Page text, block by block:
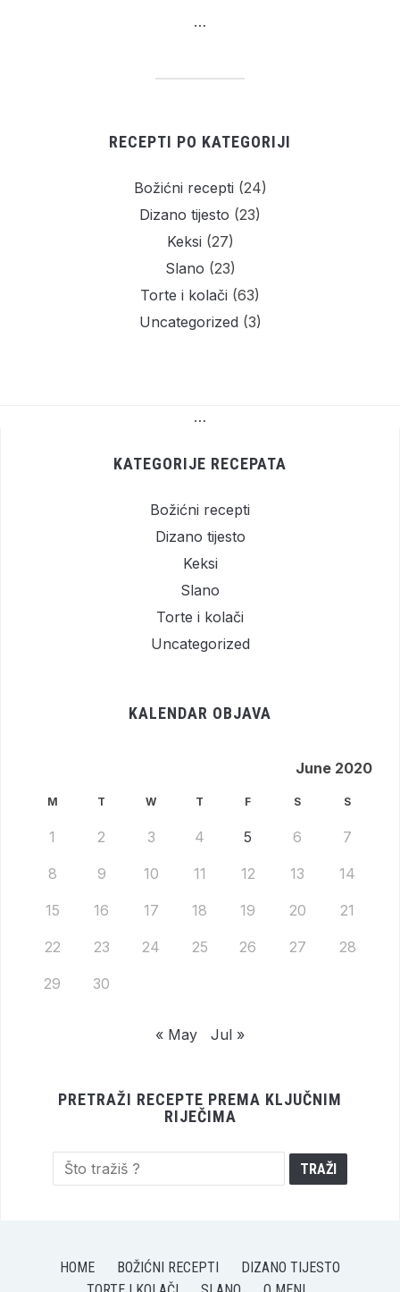
…
RECEPTI PO KATEGORIJI
Božićni recepti (24)
Dizano tijesto (23)
Keksi (27)
Slano (23)
Torte i kolači (63)
Uncategorized (3)
…
KATEGORIJE RECEPATA
Božićni recepti
Dizano tijesto
Keksi
Slano
Torte i kolači
Uncategorized
KALENDAR OBJAVA
June 2020
M T W T F S S
1 2 3 4 5 6 7
8 9 10 11 12 13 14
15 16 17 18 19 20 21
22 23 24 25 26 27 28
29 30
« May Jul »
PRETRAŽI RECEPTE PREMA KLJUČNIM
RIJEČIMA
HOME BOŽIĆNI RECEPTI
DIZANO TIJESTO